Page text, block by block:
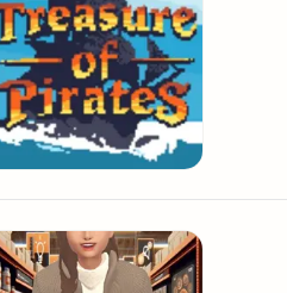
接案 照片後製修圖
學論文寫作投稿 Flutter
Solidworks 插畫
設計 動畫製作 服務項目